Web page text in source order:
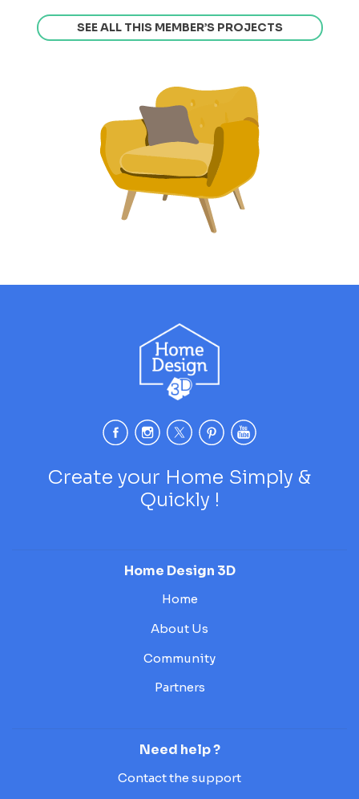
SEE ALL THIS MEMBER’S PROJECTS
Create your Home Simply &
Quickly !
Home Design 3D
Home
About Us
Community
Partners
Need help ?
Contact the support